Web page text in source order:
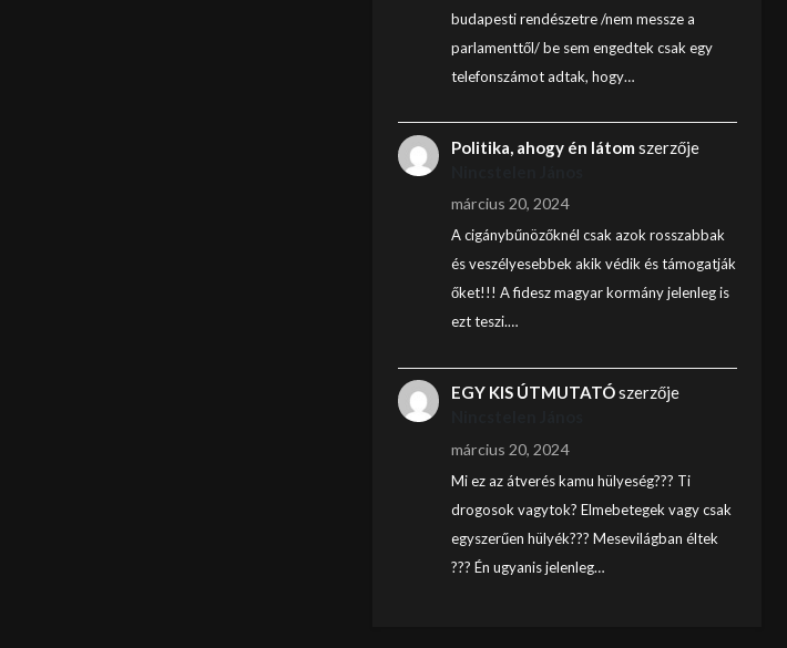
budapesti rendészetre /nem messze a
parlamenttől/ be sem engedtek csak egy
telefonszámot adtak, hogy…
Politika, ahogy én látom szerzője
március 20, 2024
A cigánybűnözőknél csak azok rosszabbak
és veszélyesebbek akik védik és támogatják
őket!!! A fidesz magyar kormány jelenleg is
ezt teszi.…
EGY KIS ÚTMUTATÓszerzője
március 20, 2024
Mi ez az átverés kamu hülyeség??? Ti
drogosok vagytok? Elmebetegek vagy csak
egyszerűen hülyék??? Mesevilágban éltek
??? Én ugyanis jelenleg…